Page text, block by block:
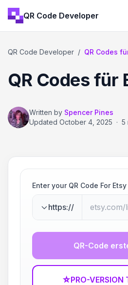
QR Code Developer
QR Code Developer / QR Codes
QR Codes für
Written by Spencer Pines
Updated October 4, 2025 · 5
Enter your QR Code For Etsy
https://
QR-Code
☆PRO-VERSION